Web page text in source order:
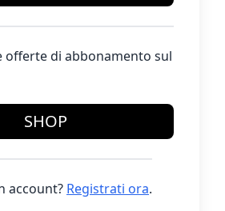
offerte di abbonamento sul
SHOP
account? Registrati ora.